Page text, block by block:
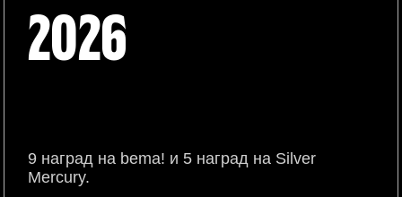
2026
9 наград на bema! и 5 наград на Silver
Mercury.